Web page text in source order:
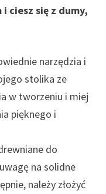
ciesz się z dumy,
narzędzia i
stolika ze
w tworzeniu i miej
pięknego i
do
na solidne
należy złożyć